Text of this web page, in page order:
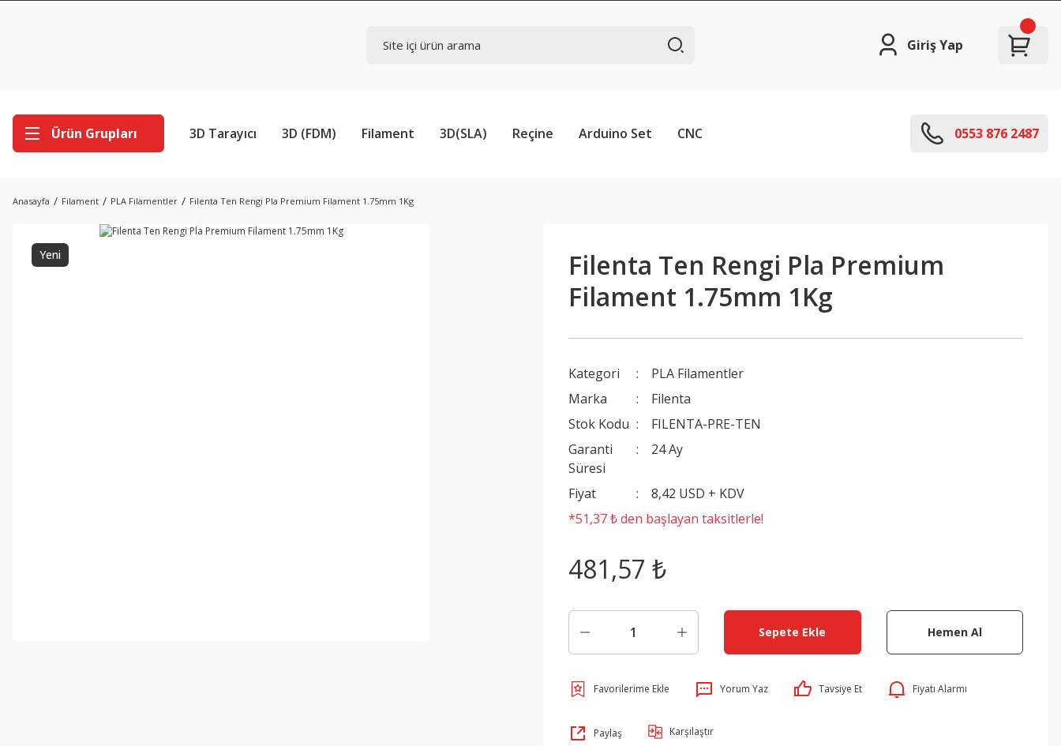
Giriş Yap
Ürün Grupları 3D Tarayıcı 3D (FDM) Filament 3D(SLA) Reçine Arduino Set CNC 0553 876 2487
Anasayfa Filament PLA Filamentler Filenta Ten Rengi Pla Premium Filament 1.75mm 1Kg
Yeni
Filenta Ten Rengi Pla Premium
Filament 1.75mm 1Kg
Kategori
PLA Filamentler
Marka
Filenta
Stok Kodu
FILENTA-PRE-TEN
Garanti
Süresi
24 Ay
Fiyat
8,42 USD + KDV
*51,37 ₺ den başlayan taksitlerle!
481,57 ₺
Sepete Ekle Hemen Al
Yorum Yaz Tavsiye Et Fiyatı Alarmı
Paylaş Karşılaştır